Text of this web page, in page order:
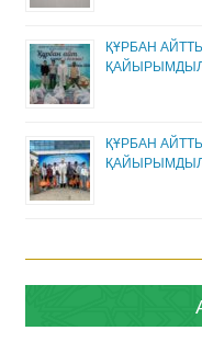
ҚҰРБАН
ҚҰРБАН